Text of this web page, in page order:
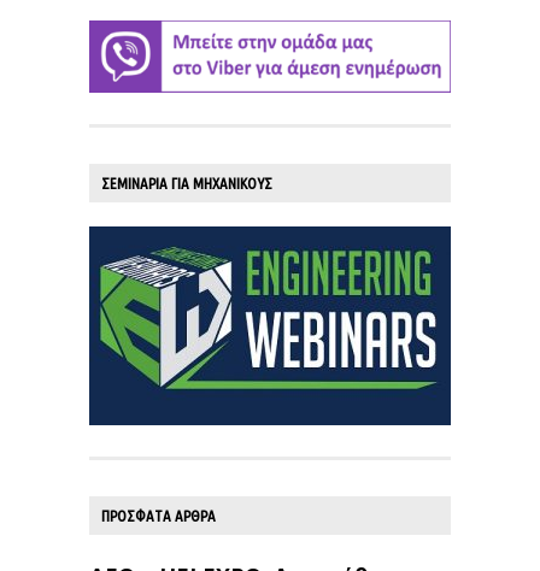
ΣΕΜΙΝΑΡΙΑ ΓΙΑ ΜΗΧΑΝΙΚΟΥΣ
ΠΡΟΣΦΑΤΑ ΑΡΘΡΑ